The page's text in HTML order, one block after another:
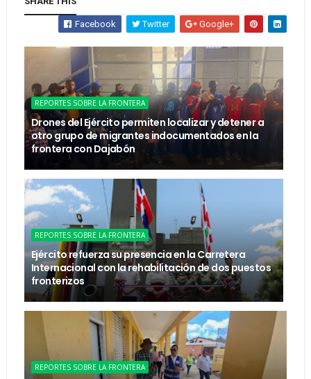
Facebook Twitter Google+
REPORTES SOBRE LA FRONTERA
Drones del Ejército permiten localizar y detener a
otro grupo de migrantes indocumentados en la
frontera con Dajabón
REPORTES SOBRE LA FRONTERA
Ejército refuerza su presencia en la Carretera
Internacional con la rehabilitación de dos puestos
fronterizos
REPORTES SOBRE LA FRONTERA